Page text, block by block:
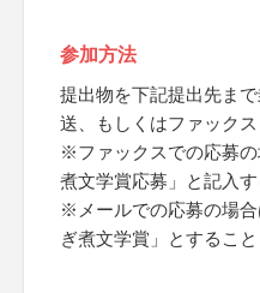
参加方法
提出物を下記提出先ま
送、もしくはファック
※ファックスでの応募
煮文学賞応募」と記入す
※メールでの応募の場合
ぎ煮文学賞」とすること